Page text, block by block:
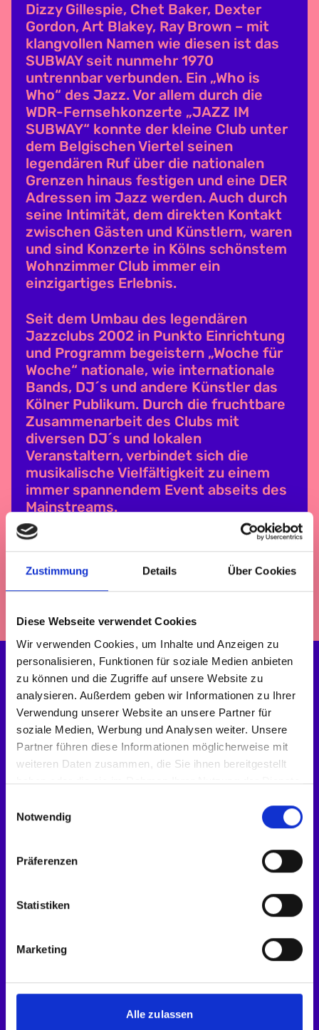
Zustimmung Details Über Cookies
Diese Webseite verwendet Cookies
Wir verwenden Cookies, um Inhalte und Anzeigen zu
personalisieren, Funktionen für soziale Medien anbieten
zu können und die Zugriffe auf unsere Website zu
analysieren. Außerdem geben wir Informationen zu Ihrer
Verwendung unserer Website an unsere Partner für
soziale Medien, Werbung und Analysen weiter. Unsere
Partner führen diese Informationen möglicherweise mit
weiteren Daten zusammen, die Sie ihnen bereitgestellt
haben oder die sie im Rahmen Ihrer Nutzung der Dienste
Notwendig
Präferenzen
Statistiken
Marketing
Alle zulassen
Dizzy Gillespie, Chet Baker, Dexter
Gordon, Art Blakey, Ray Brown – mit
klangvollen Namen wie diesen ist das
SUBWAY seit nunmehr 1970
untrennbar verbunden. Ein „Who is
Who“ des Jazz. Vor allem durch die
WDR-Fernsehkonzerte „JAZZ IM
SUBWAY“ konnte der kleine Club unter
dem Belgischen Viertel seinen
legendären Ruf über die nationalen
Grenzen hinaus festigen und eine DER
Adressen im Jazz werden. Auch durch
seine Intimität, dem direkten Kontakt
zwischen Gästen und Künstlern, waren
und sind Konzerte in Kölns schönstem
Wohnzimmer Club immer ein
einzigartiges Erlebnis.
Seit dem Umbau des legendären
Jazzclubs 2002 in Punkto Einrichtung
und Programm begeistern „Woche für
Woche“ nationale, wie internationale
Bands, DJ´s und andere Künstler das
Kölner Publikum. Durch die fruchtbare
Zusammenarbeit des Clubs mit
diversen DJ´s und lokalen
Veranstaltern, verbindet sich die
musikalische Vielfältigkeit zu einem
immer spannendem Event abseits des
Mainstreams.
LOCATION ÜBERSICHT
FESTIVAL-PLAN